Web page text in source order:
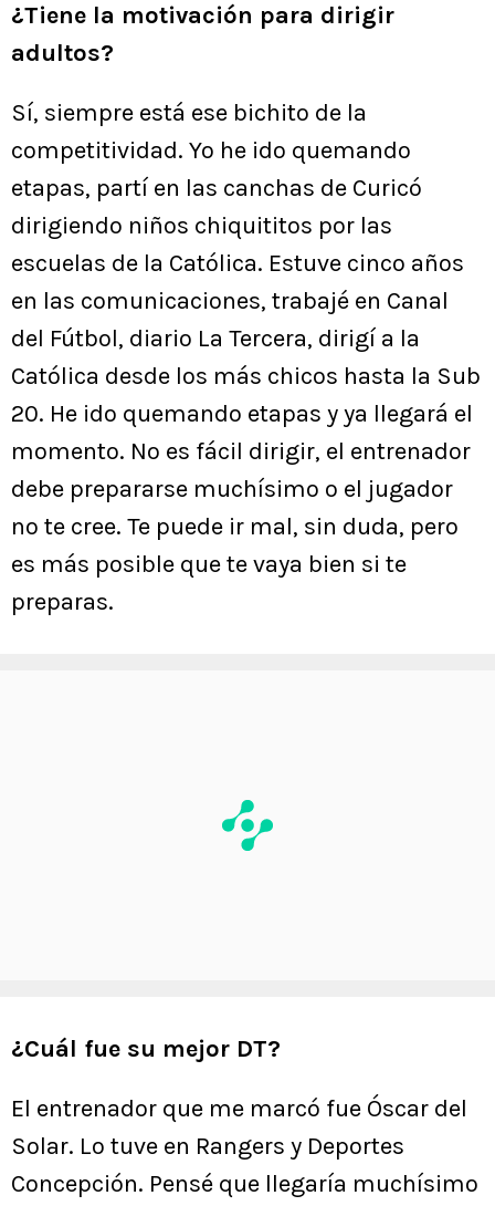
¿Tiene la motivación para dirigir
adultos?
Sí, siempre está ese bichito de la
competitividad. Yo he ido quemando
etapas, partí en las canchas de Curicó
dirigiendo niños chiquititos por las
escuelas de la Católica. Estuve cinco años
en las comunicaciones, trabajé en Canal
del Fútbol, diario La Tercera, dirigí a la
Católica desde los más chicos hasta la Sub
20. He ido quemando etapas y ya llegará el
momento. No es fácil dirigir, el entrenador
debe prepararse muchísimo o el jugador
no te cree. Te puede ir mal, sin duda, pero
es más posible que te vaya bien si te
preparas.
¿Cuál fue su mejor DT?
El entrenador que me marcó fue Óscar del
Solar. Lo tuve en Rangers y Deportes
Concepción. Pensé que llegaría muchísimo